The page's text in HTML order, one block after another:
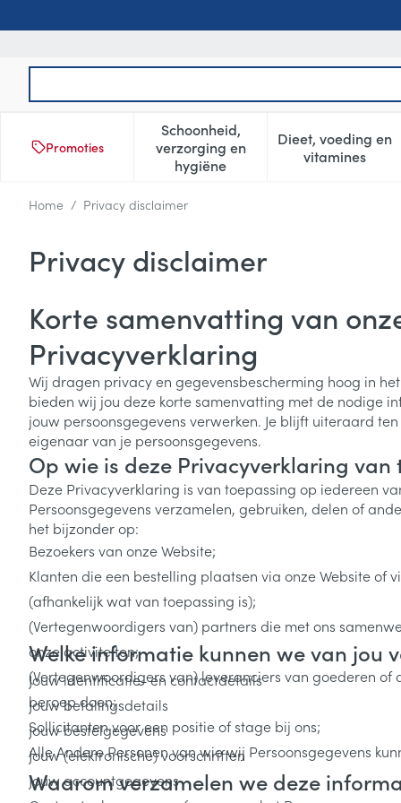
Promoties
Schoonheid,
verzorging en
hygiëne
Toon submenu voor
Dieet, voeding en
vitamines
Toon
Home / Privacy disclaimer
Privacy disclaimer
Korte samenvatting van
Privacyverklaring
Wij dragen privacy en gegevensbescherming hoog in
bieden wij jou deze korte samenvatting met de nodige
jouw persoonsgegevens verwerken. Je blijft uiteraard
eigenaar van je persoonsgegevens.
Op wie is deze Privacyverklaring van
Deze Privacyverklaring is van toepassing op iedereen
Persoonsgegevens verzamelen, gebruiken, delen of
het bijzonder op:
Bezoekers van onze Website;
Klanten die een bestelling plaatsen via onze Website of
(afhankelijk wat van toepassing is);
(Vertegenwoordigers van) partners die met ons
onze activiteiten;
(Vertegenwoordigers van) leveranciers van goederen of
beroep doen;
Sollicitanten voor een positie of stage bij ons;
Alle Andere Personen van wie wij Persoonsgegevens
Welke informatie kunnen we van jou
Jouw identificatie- en contactdetails
Jouw betalingsdetails
Jouw bestelgegevens
Jouw (elektronische) voorschriften
Jouw accountgegevens
Waarom verzamelen we deze